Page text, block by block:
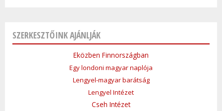
SZERKESZTŐINK AJÁNLJÁK
Eközben Finnországban
Egy londoni magyar naplója
Lengyel-magyar barátság
Lengyel Intézet
Cseh Intézet